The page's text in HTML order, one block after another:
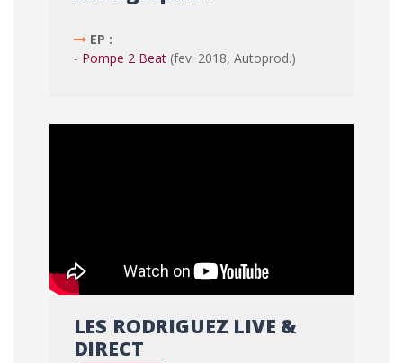
EP :
- Pompe 2 Beat (fev. 2018, Autoprod.)
LES RODRIGUEZ LIVE &
DIRECT